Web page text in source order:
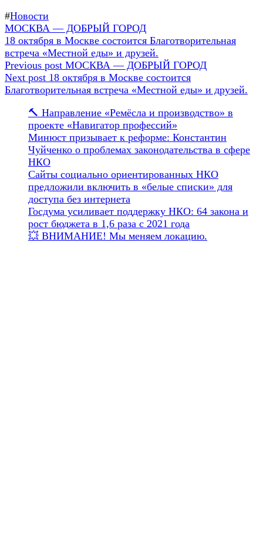
#Новости
Навигация
по
записям
Предыдущая
запись:
МОСКВА — ДОБРЫЙ ГОРОД
Следующая
запись:
18 октября в Москве состоится Благотворительная
встреча «Местной еды» и друзей.
Previous post МОСКВА — ДОБРЫЙ ГОРОД
Next post 18 октября в Москве состоится
Благотворительная встреча «Местной еды» и друзей.
🔨 Направление «Ремёсла и производство» в
проекте «Навигатор профессий»
Минюст призывает к реформе: Константин
Чуйченко о проблемах законодательства в сфере
НКО
Сайты социально ориентированных НКО
предложили включить в «белые списки» для
доступа без интернета
Госдума усиливает поддержку НКО: 64 закона и
рост бюджета в 1,6 раза с 2021 года
💥 ВНИМАНИЕ! Мы меняем локацию.